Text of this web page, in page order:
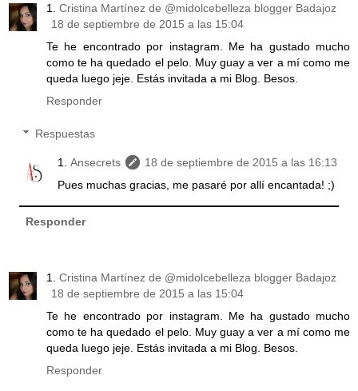
Cristina Martínez de @midolcebelleza blogger Badajoz
18 de septiembre de 2015 a las 15:04
Te he encontrado por instagram. Me ha gustado mucho
como te ha quedado el pelo. Muy guay a ver a mí como me
queda luego jeje. Estás invitada a mi Blog. Besos.
Responder
Respuestas
Ansecrets
18 de septiembre de 2015 a las 16:13
Pues muchas gracias, me pasaré por allí encantada! ;)
Responder
Cristina Martínez de @midolcebelleza blogger Badajoz
18 de septiembre de 2015 a las 15:04
Te he encontrado por instagram. Me ha gustado mucho
como te ha quedado el pelo. Muy guay a ver a mí como me
queda luego jeje. Estás invitada a mi Blog. Besos.
Responder